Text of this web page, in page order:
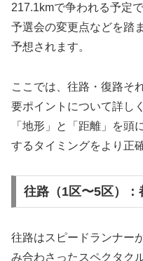
217.1kmで争われる予定
予選会の変更点などを踏
予想されます。
ここでは、往路・復路そ
要ポイントについて詳し
「地形」と「距離」を頭
するタイミングをより正
往路（1区〜5区）
往路はスピードランナー
み合わさったスペクタク